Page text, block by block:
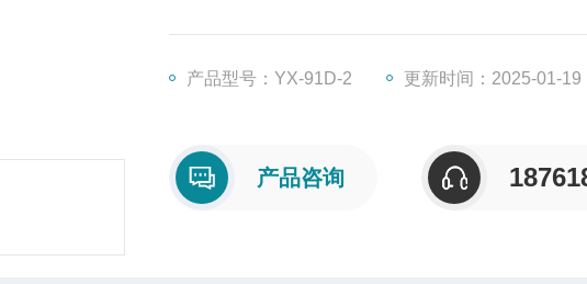
产品型号：YX-91D-2 更新时间：2025-01-19
产品咨询